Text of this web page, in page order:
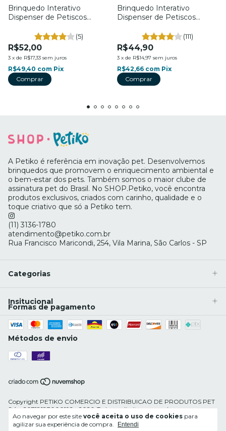
Ao navegar por este site você aceita o uso de cookies para
agilizar sua experiência de compra.
Entendi
Brinquedo Interativo
Dispenser de Petiscos
P. - Petiko
(5)
R$52,00
3 x de R$17,33 sem juros
R$49,40 com Pix
Brinquedo Interativo
Dispenser de Petiscos
Cães - Tam. M. - Petiko
(111)
R$44,90
3 x de R$14,97 sem juros
R$42,66 com Pix
A Petiko é referência em inovação pet. Desenvolvemos
brinquedos que promovem o enriquecimento ambiental e
o bem-estar dos pets. Também somos o maior clube de
assinatura pet do Brasil. No SHOP.Petiko, você encontra
produtos exclusivos, criados com carinho, qualidade e o
toque criativo que só a Petiko tem.
(11) 3136-1780
atendimento@petiko.com.br
Rua Francisco Maricondi, 254, Vila Marina, São Carlos - SP
Categorias
Insitucional
Formas de pagamento
Métodos de envio
Copyright PETIKO COMERCIO E DISTRIBUICAO DE PRODUTOS PET
S.A - 20718183000192 - 2026. Todos os direitos reservados.